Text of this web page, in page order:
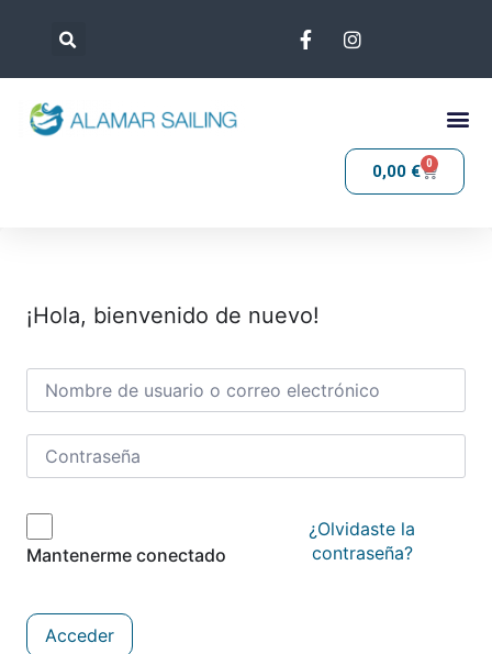
0,00 € 0
¡Hola, bienvenido de nuevo!
Mantenerme conectado
¿Olvidaste la
contraseña?
Acceder